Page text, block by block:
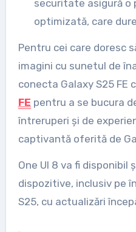
securitate asigură o
optimizată, care
Pentru cei care doresc
imagini cu sunetul de
conecta Galaxy S25 FE
FE pentru a se bucura
întreruperi și de
captivantă oferită de
One UI 8 va fi disponibil
dispozitive, inclusiv pe
S25, cu actualizări